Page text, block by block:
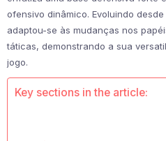
ofensivo dinâmico. Evoluindo
adaptou-se às mudanças nos
táticas, demonstrando a sua
jogo.
Key sections in the article: